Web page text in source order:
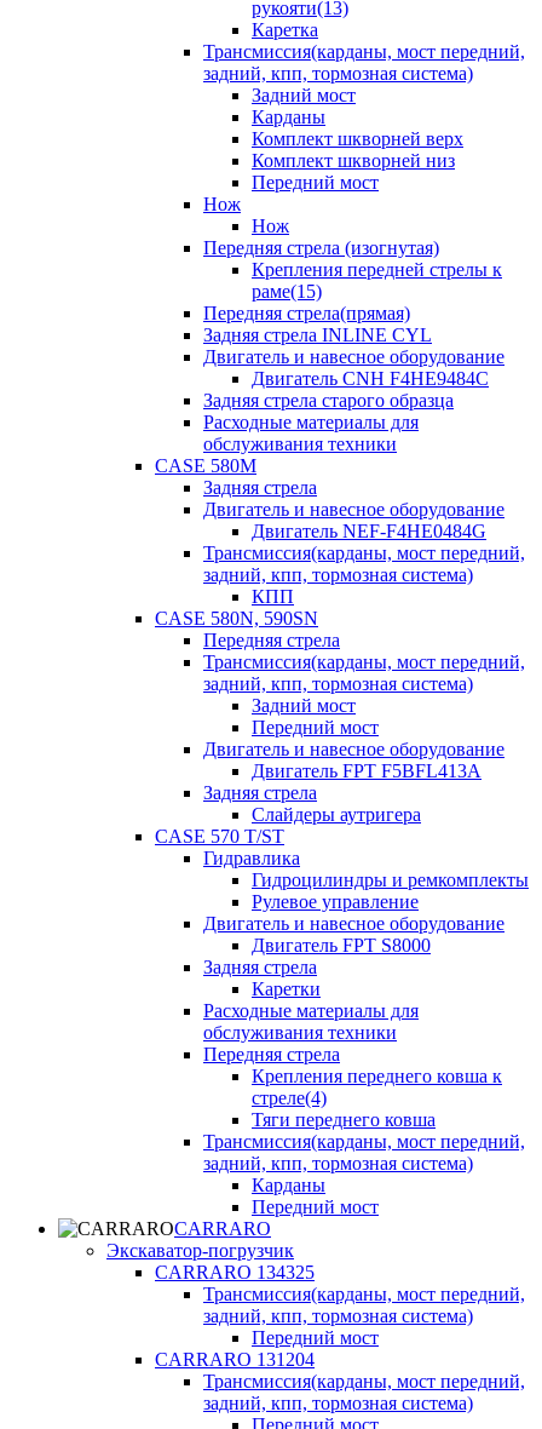
рукояти(13)
Каретка
Трансмиссия(карданы, мост передний,
задний, кпп, тормозная система)
Задний мост
Карданы
Комплект шкворней верх
Комплект шкворней низ
Передний мост
Нож
Нож
Передняя стрела (изогнутая)
Крепления передней стрелы к
раме(15)
Передняя стрела(прямая)
Задняя стрела INLINE CYL
Двигатель и навесное оборудование
Двигатель CNH F4HE9484C
Задняя стрела старого образца
Расходные материалы для
обслуживания техники
CASE 580M
Задняя стрела
Двигатель и навесное оборудование
Двигатель NEF-F4HE0484G
Трансмиссия(карданы, мост передний,
задний, кпп, тормозная система)
КПП
CASE 580N, 590SN
Передняя стрела
Трансмиссия(карданы, мост передний,
задний, кпп, тормозная система)
Задний мост
Передний мост
Двигатель и навесное оборудование
Двигатель FPT F5BFL413A
Задняя стрела
Слайдеры аутригера
CASE 570 T/ST
Гидравлика
Гидроцилиндры и ремкомплекты
Рулевое управление
Двигатель и навесное оборудование
Двигатель FPT S8000
Задняя стрела
Каретки
Расходные материалы для
обслуживания техники
Передняя стрела
Крепления переднего ковша к
стреле(4)
Тяги переднего ковша
Трансмиссия(карданы, мост передний,
задний, кпп, тормозная система)
Карданы
Передний мост
CARRARO
Экскаватор-погрузчик
CARRARO 134325
Трансмиссия(карданы, мост передний,
задний, кпп, тормозная система)
Передний мост
CARRARO 131204
Трансмиссия(карданы, мост передний,
задний, кпп, тормозная система)
Передний мост